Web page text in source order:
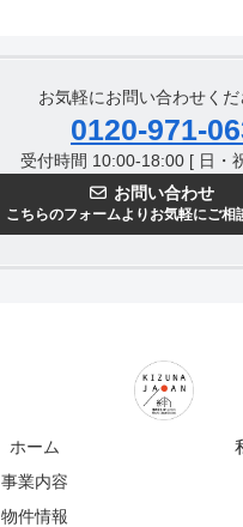
お気軽にお問い合わせくだ
0120-971-
受付時間 10:00-18:00 [ 日・
お問い合わせ
こちらのフォームよりお気軽にご相
ホーム
事業内容
物件情報